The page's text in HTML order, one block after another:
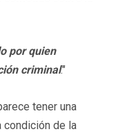
por quien
criminal."
tener una
condición de la